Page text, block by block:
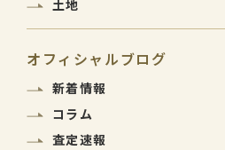
土地
オフィシャルブログ
新着情報
コラム
査定速報